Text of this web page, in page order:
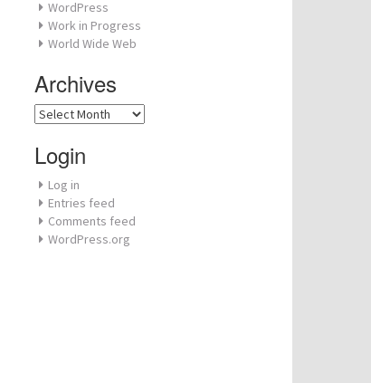
WordPress
Work in Progress
World Wide Web
Archives
Archives
Login
Log in
Entries feed
Comments feed
WordPress.org